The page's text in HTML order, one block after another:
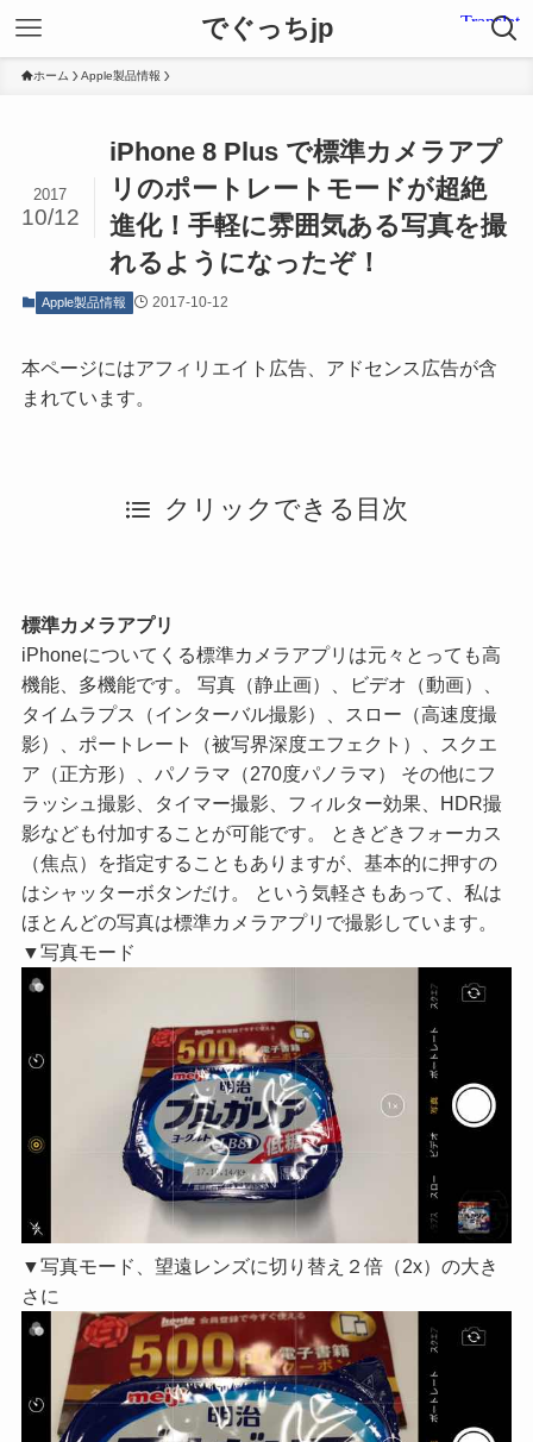
でぐっちjp
ホーム Apple製品情報
iPhone 8 Plus で標準カメラアプ
リのポートレートモードが超絶
進化！手軽に雰囲気ある写真を撮
れるようになったぞ！
2017
10/12
Apple製品情報 2017-10-12
本ページにはアフィリエイト広告、アドセンス広告が含
まれています。
クリックできる目次
標準カメラアプリ
iPhoneについてくる標準カメラアプリは元々とっても高
機能、多機能です。 写真（静止画）、ビデオ（動画）、
タイムラプス（インターバル撮影）、スロー（高速度撮
影）、ポートレート（被写界深度エフェクト）、スクエ
ア（正方形）、パノラマ（270度パノラマ） その他にフ
ラッシュ撮影、タイマー撮影、フィルター効果、HDR撮
影なども付加することが可能です。 ときどきフォーカス
（焦点）を指定することもありますが、基本的に押すの
はシャッターボタンだけ。 という気軽さもあって、私は
ほとんどの写真は標準カメラアプリで撮影しています。
▼写真モード
▼写真モード、望遠レンズに切り替え２倍（2x）の大き
さに